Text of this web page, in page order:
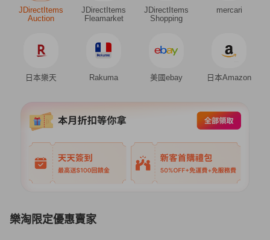
JDirectItems
Auction
JDirectItems
Fleamarket
JDirectItems
Shopping
mercari
日本樂天 Rakuma 美國ebay 日本Amazon
樂淘限定優惠賣家